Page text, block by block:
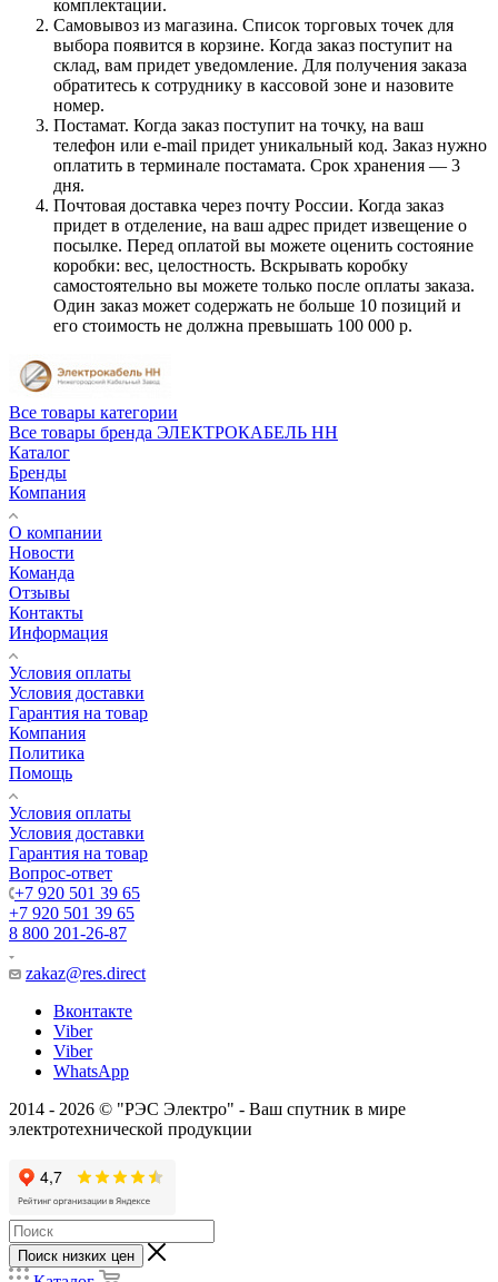
комплектации.
Самовывоз из магазина. Список торговых точек для
выбора появится в корзине. Когда заказ поступит на
склад, вам придет уведомление. Для получения заказа
обратитесь к сотруднику в кассовой зоне и назовите
номер.
Постамат. Когда заказ поступит на точку, на ваш
телефон или e-mail придет уникальный код. Заказ нужно
оплатить в терминале постамата. Срок хранения — 3
дня.
Почтовая доставка через почту России. Когда заказ
придет в отделение, на ваш адрес придет извещение о
посылке. Перед оплатой вы можете оценить состояние
коробки: вес, целостность. Вскрывать коробку
самостоятельно вы можете только после оплаты заказа.
Один заказ может содержать не больше 10 позиций и
его стоимость не должна превышать 100 000 р.
Все товары категории
Все товары бренда ЭЛЕКТРОКАБЕЛЬ НН
Каталог
Бренды
Компания
О компании
Новости
Команда
Отзывы
Контакты
Информация
Условия оплаты
Условия доставки
Гарантия на товар
Компания
Политика
Помощь
Условия оплаты
Условия доставки
Гарантия на товар
Вопрос-ответ
+7 920 501 39 65
+7 920 501 39 65
8 800 201-26-87
zakaz@res.direct
Вконтакте
Viber
Viber
WhatsApp
2014 - 2026 © "РЭС Электро" - Ваш спутник в мире
электротехнической продукции
Поиск низких цен